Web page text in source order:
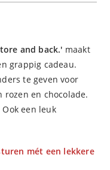
and back.' maakt
grappig cadeau.
te geven voor
en chocolade.
een leuk
mét een lekkere